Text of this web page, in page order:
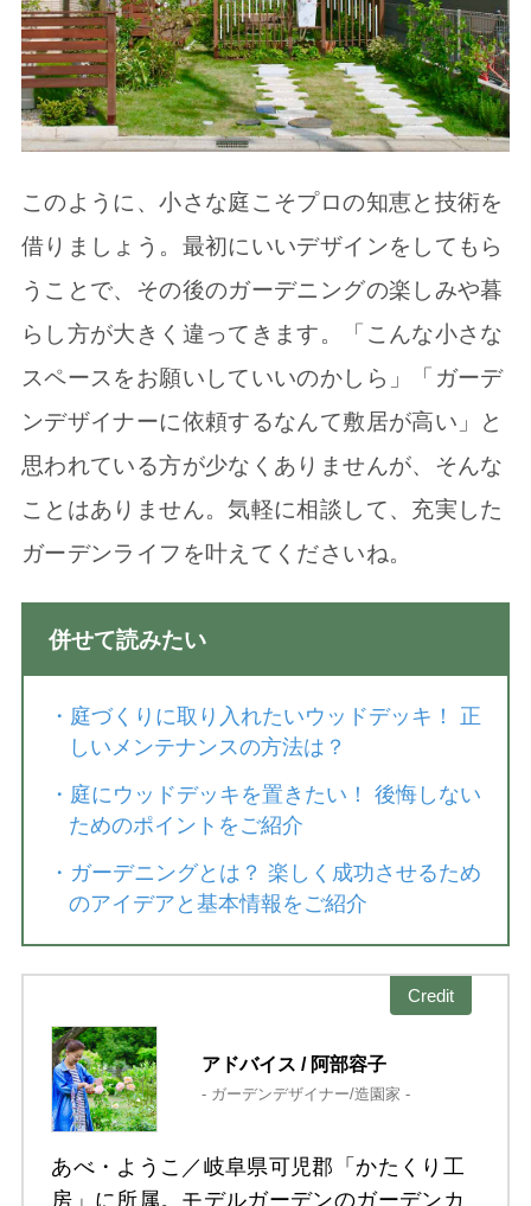
このように、小さな庭こそプロの知恵と技術を
借りましょう。最初にいいデザインをしてもら
うことで、その後のガーデニングの楽しみや暮
らし方が大きく違ってきます。「こんな小さな
スペースをお願いしていいのかしら」「ガーデ
ンデザイナーに依頼するなんて敷居が高い」と
思われている方が少なくありませんが、そんな
ことはありません。気軽に相談して、充実した
ガーデンライフを叶えてくださいね。
併せて読みたい
・ 庭づくりに取り入れたいウッドデッキ！ 正
しいメンテナンスの方法は？
・ 庭にウッドデッキを置きたい！ 後悔しない
ためのポイントをご紹介
・ ガーデニングとは？ 楽しく成功させるため
のアイデアと基本情報をご紹介
Credit
アドバイス / 阿部容子
- ガーデンデザイナー/造園家 -
あべ・ようこ／岐阜県可児郡「かたくり工
房」に所属。モデルガーデンのガーデンカ